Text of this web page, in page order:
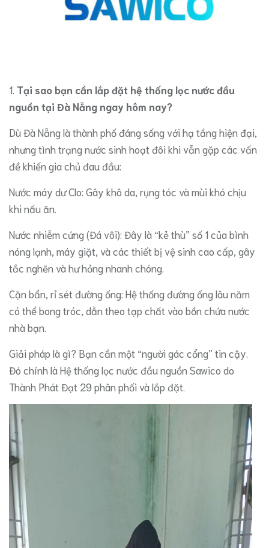
​1. Tại sao bạn cần lắp đặt hệ thống lọc nước đầu
nguồn tại Đà Nẵng ngay hôm nay?
​Dù Đà Nẵng là thành phố đáng sống với hạ tầng hiện đại,
nhưng tình trạng nước sinh hoạt đôi khi vẫn gặp các vấn
đề khiến gia chủ đau đầu:
​Nước máy dư Clo: Gây khô da, rụng tóc và mùi khó chịu
khi nấu ăn.
​Nước nhiễm cứng (Đá vôi): Đây là “kẻ thù” số 1 của bình
nóng lạnh, máy giặt, và các thiết bị vệ sinh cao cấp, gây
tắc nghẽn và hư hỏng nhanh chóng.
​Cặn bẩn, rỉ sét đường ống: Hệ thống đường ống lâu năm
có thể bong tróc, dẫn theo tạp chất vào bồn chứa nước
nhà bạn.
​Giải pháp là gì? Bạn cần một “người gác cổng” tin cậy.
Đó chính là Hệ thống lọc nước đầu nguồn Sawico do
Thành Phát Đạt 29 phân phối và lắp đặt.